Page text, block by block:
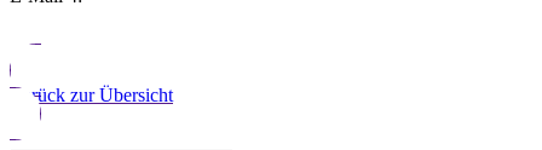
Zurück zur Übersicht